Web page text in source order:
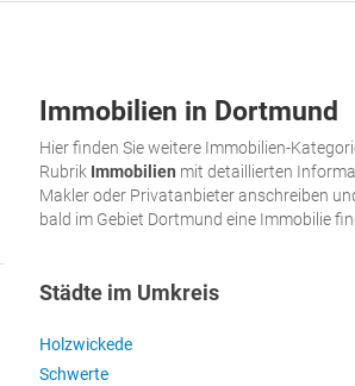
Immobilien in Dortmund
Hier finden Sie weitere Immobilien-
Rubrik Immobilien mit detaillierten
Makler oder Privatanbieter anschreiben
bald im Gebiet Dortmund eine Immobilie
Städte im Umkreis
Holzwickede
Schwerte